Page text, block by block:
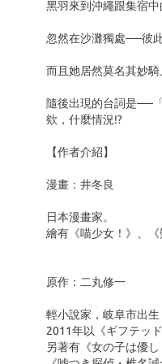
黑羽來到沖繩跟集宿中
忽然在沙灘獨處──彼
而且她居然莫名其妙
隨後出現的台詞是──「
欸，什麼情況!?
【作者介紹】
漫畫：井冬良
日本漫畫家。
繪有《喵少女！》、《
原作：二丸修一
輕小說家，岐阜市出生
2011年以《ギフテッ
另著有《女の子は優